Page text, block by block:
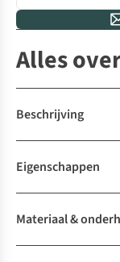
Alles
Beschrijving
Eigenschappen
Materiaal &